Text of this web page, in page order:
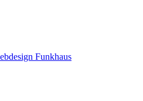
Funkhaus